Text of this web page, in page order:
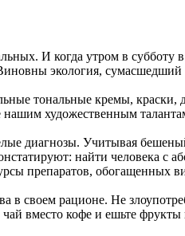
И когда утром в субботу
экология,
тональные кремы, краски,
художественным
диагнозы. Учитывая
найти человека с
препаратов,
в своем рационе. Не
вместо кофе и ешьте